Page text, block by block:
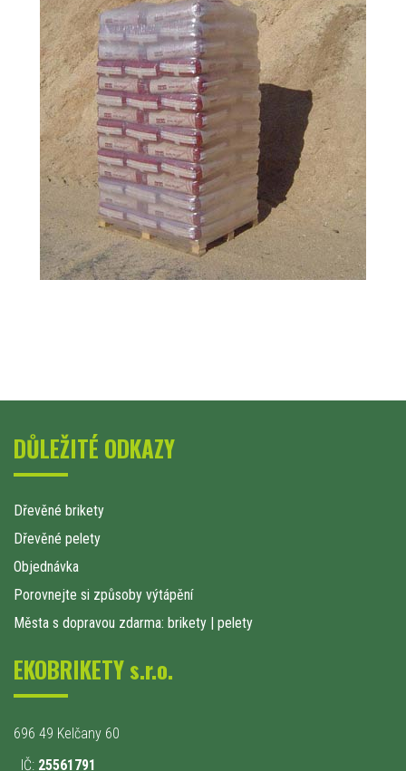
DŮLEŽITÉ ODKAZY
Dřevěné brikety
Dřevěné pelety
Objednávka
Porovnejte si způsoby výtápění
Města s dopravou zdarma: brikety | pelety
EKOBRIKETY s.r.o.
696 49 Kelčany 60
IČ: 25561791